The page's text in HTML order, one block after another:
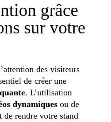
grâce
sur votre
des visiteurs
de créer une
. L’utilisation
dynamiques ou de
de rendre votre stand